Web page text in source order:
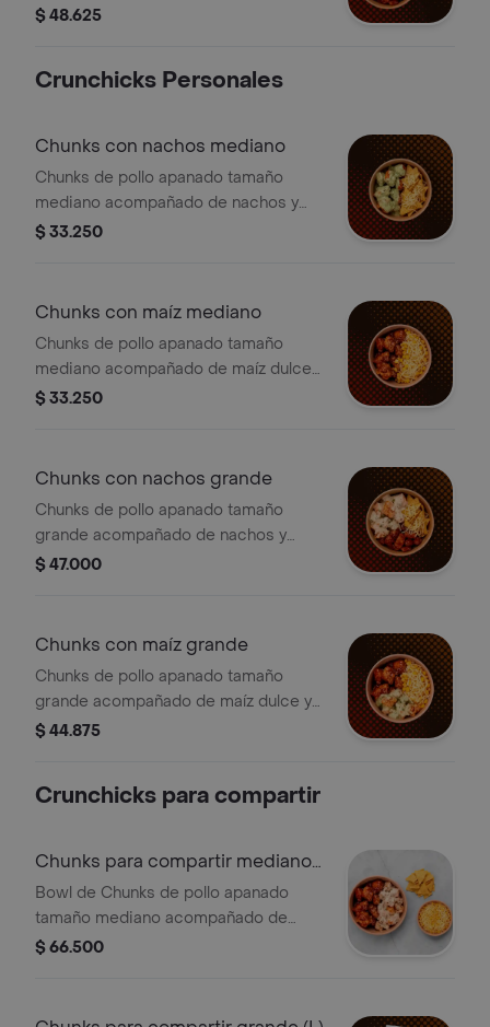
tortilla chips con queso, bebida
$ 48.625
Crunchicks Personales
Chunks con nachos mediano
Chunks de pollo apanado tamaño
mediano acompañado de nachos y
queso.
$ 33.250
Chunks con maíz mediano
Chunks de pollo apanado tamaño
mediano acompañado de maíz dulce y
queso.
$ 33.250
Chunks con nachos grande
Chunks de pollo apanado tamaño
grande acompañado de nachos y
queso.
$ 47.000
Chunks con maíz grande
Chunks de pollo apanado tamaño
grande acompañado de maíz dulce y
queso.
$ 44.875
Crunchicks para compartir
Chunks para compartir mediano
(M)
Bowl de Chunks de pollo apanado
tamaño mediano acompañado de
maíz dulce con queso y nachos.
$ 66.500